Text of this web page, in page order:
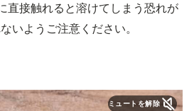
直接触れると溶けてしまう恐れが
いようご注意ください。
ミュートを解除